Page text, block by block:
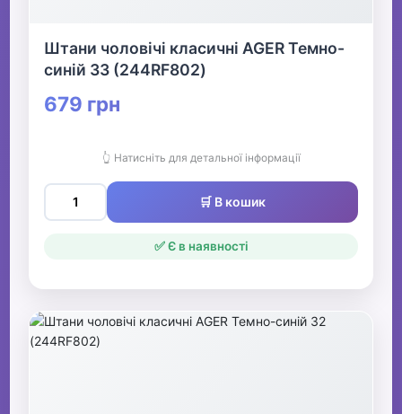
Штани чоловічі класичні AGER Темно-
синій 33 (244RF802)
679 грн
👆 Натисніть для детальної інформації
🛒 В кошик
✅ Є в наявності